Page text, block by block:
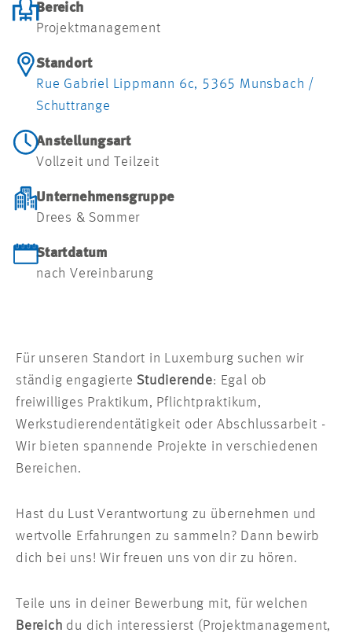
Bereich
Projektmanagement
Standort
Rue Gabriel Lippmann 6c, 5365 Munsbach /
Schuttrange
Anstellungsart
Vollzeit und Teilzeit
Unternehmensgruppe
Drees & Sommer
Startdatum
nach Vereinbarung
Für unseren Standort in Luxemburg suchen wir
ständig engagierteStudierende: Egal ob
freiwilliges Praktikum, Pflichtpraktikum,
Werkstudierendentätigkeit oder Abschlussarbeit -
Wir bieten spannende Projekte in verschiedenen
Bereichen.
Hast du Lust Verantwortung zu übernehmen und
wertvolle Erfahrungen zu sammeln? Dann bewirb
dich bei uns! Wir freuen uns von dir zu hören.
Teile uns in deiner Bewerbung mit, für welchen
Bereich du dich interessierst (Projektmanagement,